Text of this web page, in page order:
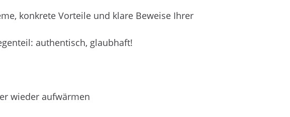
konkrete Vorteile und klare Beweise Ihrer
authentisch, glaubhaft!
wieder aufwärmen